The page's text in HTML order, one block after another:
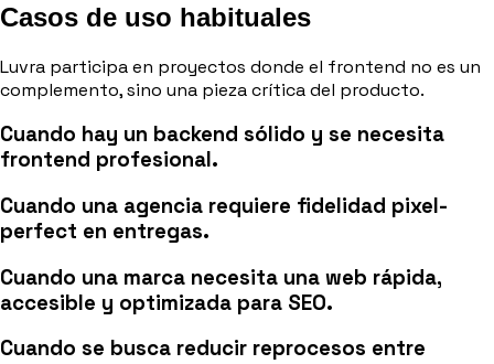
Casos de uso habituales
Luvra participa en proyectos donde el frontend no es un
complemento, sino una pieza crítica del producto.
Cuando hay un backend sólido y se necesita
frontend profesional.
Cuando una agencia requiere fidelidad pixel-
perfect en entregas.
Cuando una marca necesita una web rápida,
accesible y optimizada para SEO.
Cuando se busca reducir reprocesos entre